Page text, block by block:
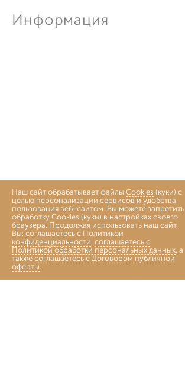
Информация
Главная
Наш сайт обрабатывает файлы Cookies (куки) с
целью персонализации сервисов и удобства
пользования веб-сайтом. Вы можете запретить
обработку Cookies (куки) в настройках своего
браузера. Продолжая использовать наш сайт,
Вы: соглашаетесь с Политикой
конфиденциальности, соглашаетесь с
Политикой обработки персональных данных, а
также соглашаетесь с Договором публичной
оферты.